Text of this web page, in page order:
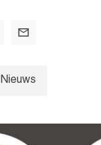
Nieuws